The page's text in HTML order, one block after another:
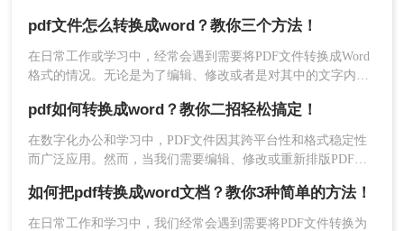
4、点击开始转换即可。
题。幸运的是，现在有一种简单而高效的方法可以解决这个问
题，那就是将PDF文件转换为Word文件。本文将为大家介绍pdf
怎么转换成word方法，下面一起看看吧。
pdf文件怎么转换成word？教你三个方法！
在日常工作或学习中，经常会遇到需要将PDF文件转换成Word
格式的情况。无论是为了编辑、修改或者是对其中的文字内容
么，pdf文件怎么转换成word呢？本文将详细介绍三种方法，确
保你可以轻松快速地将PDF文件转换成可编辑的Word格式。
pdf如何转换成word？教你二招轻松搞定！
在数字化办公和学习中，PDF文件因其跨平台性和格式稳定性
而广泛应用。然而，当我们需要编辑、修改或重新排版PDF文
如何转换成Word呢？本文将介绍两种实用的PDF转Word方法，
帮助您轻松实现文件格式转换。
如何把pdf转换成word文档？教你3种简单的方法！
在日常工作和学习中，我们经常会遇到需要将PDF文件转换为